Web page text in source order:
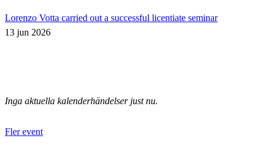
Lorenzo Votta carried out a successful licentiate seminar
13 jun 2026
Inga aktuella kalenderhändelser just nu.
Fler event